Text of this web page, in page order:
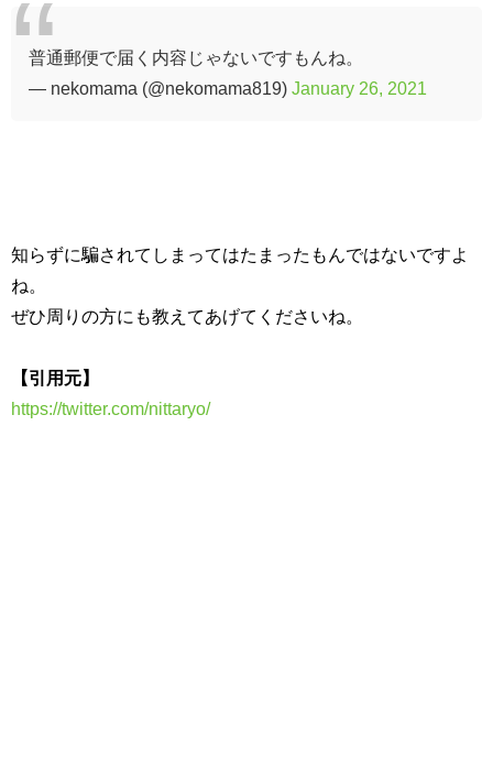
普通郵便で届く内容じゃないですもんね。
— nekomama (@nekomama819) January 26, 2021
知らずに騙されてしまってはたまったもんではないですよ
ね。
ぜひ周りの方にも教えてあげてくださいね。
【引用元】
https://twitter.com/nittaryo/